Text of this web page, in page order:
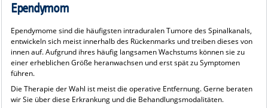
Ependymom
Ependymome sind die häufigsten intraduralen Tumore des Spinalkanals,
entwickeln sich meist innerhalb des Rückenmarks und treiben dieses von
innen auf. Aufgrund ihres häufig langsamen Wachstums können sie zu
einer erheblichen Größe heranwachsen und erst spät zu Symptomen
führen.
Die Therapie der Wahl ist meist die operative Entfernung. Gerne beraten
wir Sie über diese Erkrankung und die Behandlungsmodalitäten.